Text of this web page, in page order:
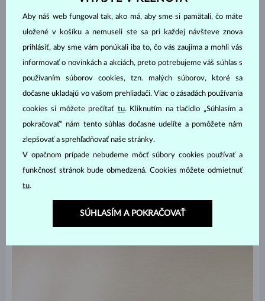
Retiazky so srdiečkompatria medzi tie najobľúbenejšie modely v
našej ponuke, a to nielen na Vianoce. Tento univerzálny šperk sa
stane skvelým doplnkom pre každú príležitosť a milou
pripomienkou vašej lásky.
Aby náš web fungoval tak, ako má, aby sme si pamätali, čo máte
uložené v košíku a nemuseli ste sa pri každej návšteve znova
prihlásiť, aby sme vám ponúkali iba to, čo vás zaujíma a mohli vás
informovať o novinkách a akciách, preto potrebujeme váš súhlas s
používaním súborov cookies, tzn. malých súborov, ktoré sa
dočasne ukladajú vo vašom prehliadači. Viac o zásadách používania
cookies si môžete prečítať tu. Kliknutím na tlačidlo „Súhlasím a
pokračovať“ nám tento súhlas dočasne udelíte a pomôžete nám
zlepšovať a sprehľadňovať naše stránky.
V opačnom prípade nebudeme môcť súbory cookies používať a
funkčnosť stránok bude obmedzená. Cookies môžete odmietnuť
tu.
SÚHLASÍM A POKRAČOVAŤ